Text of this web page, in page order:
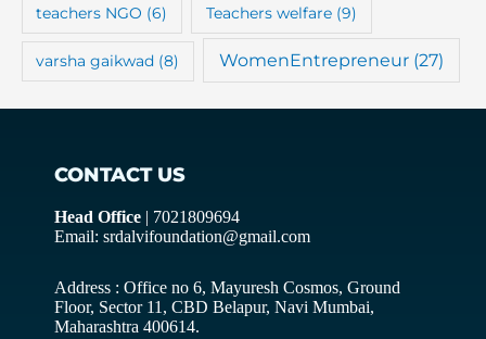
teachers NGO (6) Teachers welfare(9)
varsha gaikwad (8) WomenEntrepreneur (27)
CONTACT US
Head Office | 7021809694
Email: srdalvifoundation@gmail.com
Address : Office no 6, Mayuresh Cosmos, Ground
Floor, Sector 11, CBD Belapur, Navi Mumbai,
Maharashtra 400614.